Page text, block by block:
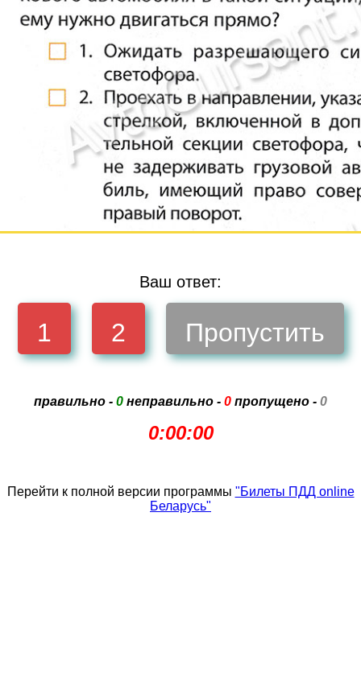
Ваш ответ:
1 2 Пропустить
правильно - 0 неправильно - 0 пропущено - 0
0:00:00
Перейти к полной версии программы "Билеты ПДД online
Беларусь"